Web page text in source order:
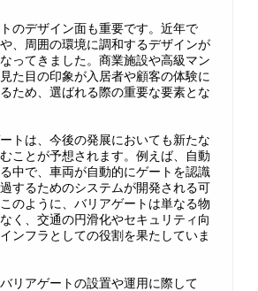
のデザイン面も重要です。近年で
、周囲の環境に調和するデザインが
ってきました。商業施設や高級マン
た目の印象が入居者や顧客の体験に
ため、選ばれる際の重要な要素とな
トは、今後の発展においても新たな
ことが予想されます。例えば、自動
中で、車両が自動的にゲートを認識
するためのシステムが開発される可
のように、バリアゲートは単なる物
く、交通の円滑化やセキュリティ向
ンフラとしての役割を果たしていま
リアゲートの設置や運用に際して